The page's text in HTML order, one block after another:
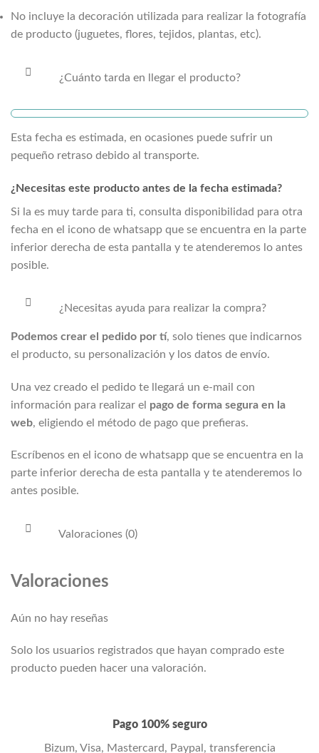
No incluye la decoración utilizada para realizar la fotografía
de producto (juguetes, flores, tejidos, plantas, etc).
¿Cuánto tarda en llegar el producto?
Esta fecha es estimada, en ocasiones puede sufrir un
pequeño retraso debido al transporte.
¿Necesitas este producto antes de la fecha estimada?
Si la es muy tarde para ti, consulta disponibilidad para otra
fecha en el icono de whatsapp que se encuentra en la parte
inferior derecha de esta pantalla y te atenderemos lo antes
posible.
¿Necesitas ayuda para realizar la compra?
Podemos crear el pedido por tí, solo tienes que indicarnos
el producto, su personalización y los datos de envío.
Una vez creado el pedido te llegará un e-mail con
información para realizar el pago de forma segura en la
web, eligiendo el método de pago que prefieras.
Escríbenos en el icono de whatsapp que se encuentra en la
parte inferior derecha de esta pantalla y te atenderemos lo
antes posible.
Valoraciones (0)
Valoraciones
Aún no hay reseñas
Solo los usuarios registrados que hayan comprado este
producto pueden hacer una valoración.
Pago 100% seguro
Bizum, Visa, Mastercard, Paypal, transferencia